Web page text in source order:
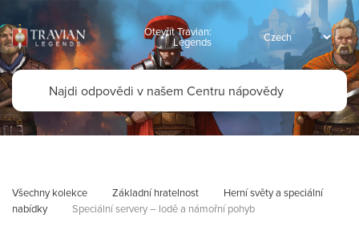
Otevřít Travian:
Legends
Všechny kolekce Základní hratelnost
Herní světy a speciální
nabídky
Speciální servery – lodě a námořní pohyb